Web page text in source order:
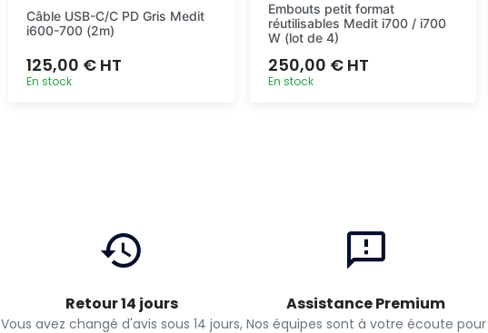
Câble USB-C/C PD Gris Medit
i600-700 (2m)
125,00 € HT
En stock
Embouts petit format
réutilisables Medit i700 / i700
W (lot de 4)
250,00 € HT
En stock
Retour 14 jours
Vous avez changé d'avis sous 14 jours,
Assistance Premium
Nos équipes sont à votre écoute pour